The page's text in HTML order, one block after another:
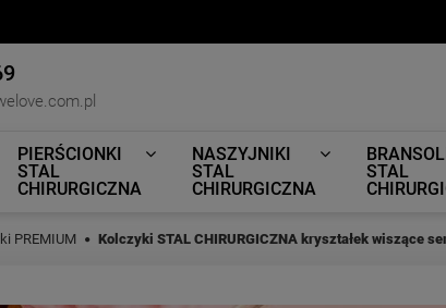
PIERŚCIONKI
STAL
CHIRURGICZNA
NASZYJNIKI
STAL
CHIRURGICZNA
STAL
PREMIUM Kolczyki STAL CHIRURGICZNA kryształek wiszące